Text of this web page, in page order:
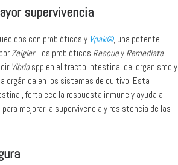
supervivencia
con probióticos y Vpak®, una potente
Zeigler. Los probióticos Rescuey Remediate
Vibriospp en el tracto intestinal del organismo y
orgánica en los sistemas de cultivo. Esta
fortalece la respuesta inmune y ayuda a
mejorar la supervivencia y resistencia de las